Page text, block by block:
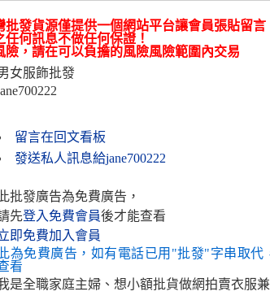
批發貨源僅提供一個網站平台讓會員張貼留言
何訊息不做任何保證！
險，請在可以負擔的風險風險範圍內交易
女服飾批發
留言在回文看板
發送私人訊息給jane700222
批發廣告為免費廣告，
先登入免費會員後才能查看
即免費加入會員
為免費廣告，如有電話已用"批發"字串取代
看
是全職家庭主婦、想小額批貨做網拍賣衣服